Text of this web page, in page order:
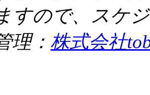
すので、スケ
理： 株式会社